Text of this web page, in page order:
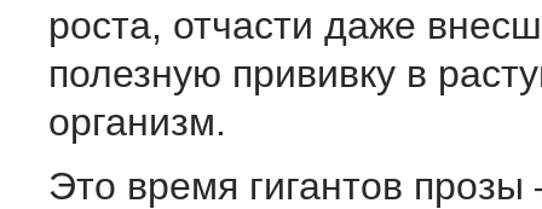
роста, отчасти даже
полезную прививку в
организм.
Это время гигантов прозы